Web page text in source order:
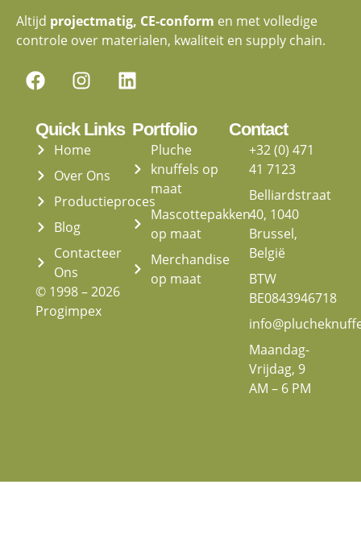
Altijd projectmatig, CE-conform en met volledige
controle over materialen, kwaliteit en supply chain.
Quick Links
Home
Over Ons
Productieproces
Blog
Contacteer
Ons
© 1998 – 2026
Progimpex
Portfolio
Pluche
knuffels op
maat
Mascottepakken
op maat
Merchandise
op maat
Contact
+32 (0) 471
41 7123
Belliardstraat
40, 1040
Brussel,
België
BTW
BE0843946718
Maandag-
Vrijdag, 9
AM – 6 PM